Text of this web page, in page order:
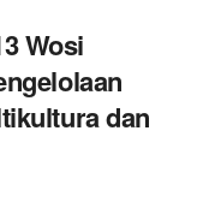
Wosi
dan